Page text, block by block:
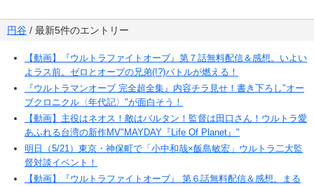
円谷 / 最新5件のエントリー
【動画】『ウルトラファイトオーブ』第７話無料配信＆感想。いよい
よラス前。ゼロとオーブの兄弟(!?)バトルが燃える！
『ウルトラマンオーブ 完全超全集』内容チラ見せ！書き下ろし"オー
ブクロニクル〈年代記〉"が面白そう！
【動画】主役はネオス！敵はバルタン！監督は田口さん！ウルトラ愛
あふれる台湾の新作MV"MAYDAY『Life Of Planet』"
明日（5/21）東京・神保町で「小中和哉×飯島敏宏」ウルトラ二大監
督対談イベント！
【動画】『ウルトラファイトオーブ』 第６話無料配信＆感想。まる